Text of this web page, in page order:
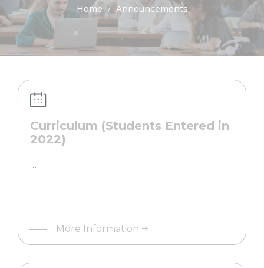
Home Announcements
Curriculum (Students Entered in
2022)
…
More Information